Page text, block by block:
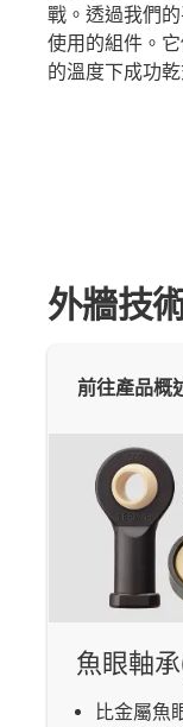
戰。透過我們
使用的組件。
的溫度下成功
外牆技
魚眼軸
比金屬魚
前往產品概